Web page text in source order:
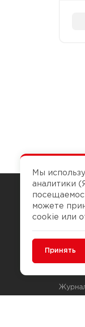
Мы
аналитики
можете
cookie или
Минимальные
Принять